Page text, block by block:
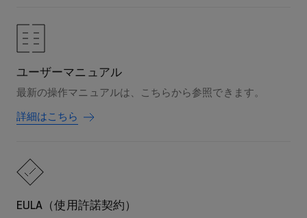
ユーザーマニュアル
最新の操作マニュアルは、こちらから参照できます。
詳細はこちら
EULA（使用許諾契約）